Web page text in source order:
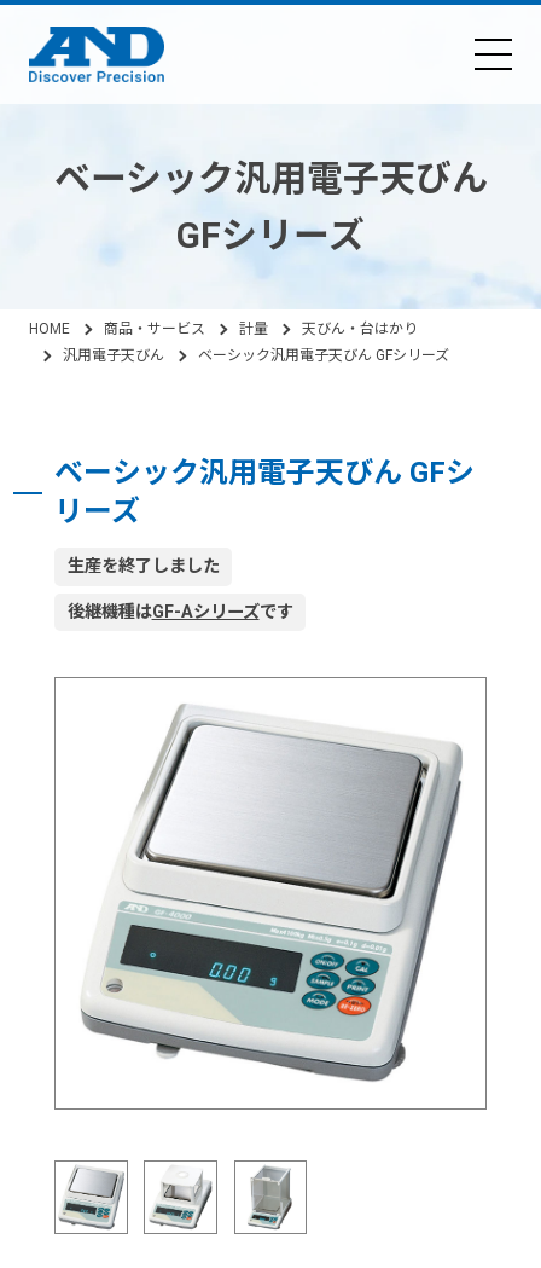
ベーシック汎用電子天びん
GFシリーズ
HOME 商品・サービス 計量
天びん・台はかり
汎用電子天びん
ベーシック汎用電子天びん GFシリーズ
ベーシック汎用電子天びん GFシ
リーズ
生産を終了しました
後継機種はGF-Aシリーズです